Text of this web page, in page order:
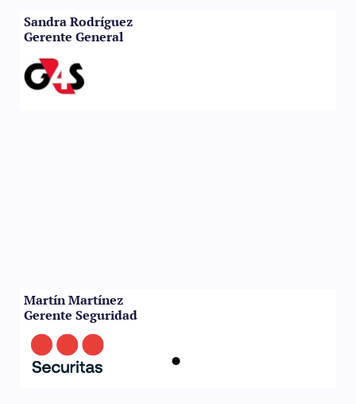
Sandra Rodríguez
Gerente General
Martín Martínez
Gerente Seguridad